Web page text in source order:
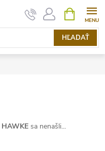
HĽADAŤ
KOŠÍK
HAWKE sa nenašli...